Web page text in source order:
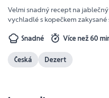
Velmi snadný recept na
vychladlé s kopečkem zakysané
Snadné Více než 60
Česká Dezert